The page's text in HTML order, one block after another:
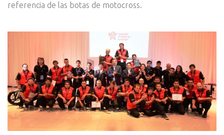
referencia de las botas de motocross.